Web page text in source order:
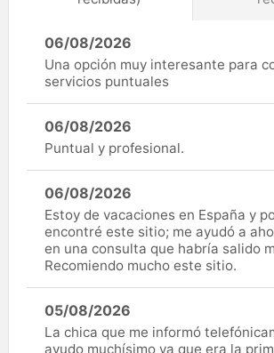
06/08/2026
Una opción muy interesante para
servicios puntuales
06/08/2026
Puntual y profesional.
06/08/2026
Estoy de vacaciones en España y
encontré este sitio; me ayudó a
en una consulta que habría salido
Recomiendo mucho este sitio.
05/08/2026
La chica que me informó
ayudo muchísimo ya que era la